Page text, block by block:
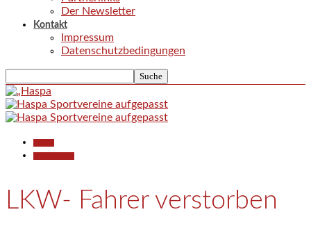
Der Newsletter
Kontakt
Impressum
Datenschutzbedingungen
LKW- Fahrer verstorben